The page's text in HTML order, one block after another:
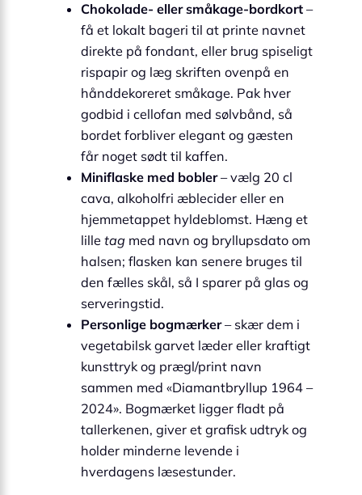
Chokolade- eller småkage-bordkort –
få et lokalt bageri til at printe navnet
direkte på fondant, eller brug spiseligt
rispapir og læg skriften ovenpå en
hånd­dekoreret småkage. Pak hver
godbid i cellofan med sølvbånd, så
bordet forbliver elegant og gæsten
får noget sødt til kaffen.
Miniflaske med bobler– vælg 20 cl
cava, alkoholfri æble­cider eller en
hjemmetappet hyldeblomst. Hæng et
lille tag med navn og bryllupsdato om
halsen; flasken kan senere bruges til
den fælles skål, så I sparer på glas og
serveringstid.
Personlige bogmærker– skær dem i
vegetabilsk garvet læder eller kraftigt
kunsttryk og prægl/print navn
sammen med «Diamantbryllup 1964 –
2024». Bogmærket ligger fladt på
tallerkenen, giver et grafisk udtryk og
holder minderne levende i
hverdagens læsestunder.